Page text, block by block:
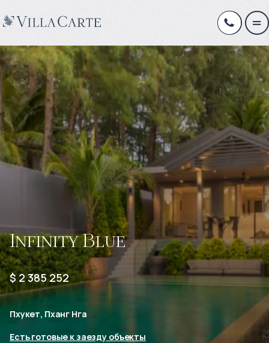
Infinity Blue
$ 2 385 252
Пхукет, Пханг Нга
Есть готовые к заезду объекты